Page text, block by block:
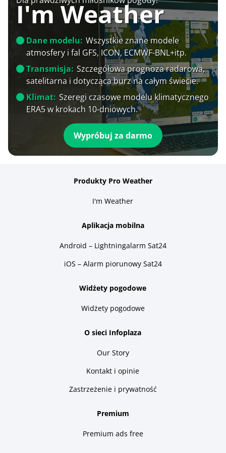
I'm Weather
Dane modelu: Wszystkie znane modele
atmosfery i fal GFS, ICON, ECMWF-BNL+itp.
Transmisja: Szczegółowa prognoza radarowa,
satelitarna i dotycząca burz na całym świecie.
Klimat: Szeregi czasowe modelu klimatycznego
ERA5 w krokach 10-dniowych.
Wypróbuj za darmo
Produkty Pro Weather
I'm Weather
Aplikacja mobilna
Android – Lightningalarm Sat24
iOS – Alarm piorunowy Sat24
Widżety pogodowe
Widżety pogodowe
O sieci Infoplaza
Our Story
Kontakt i opinie
Zastrzeżenie i prywatność
Premium
Premium ads free